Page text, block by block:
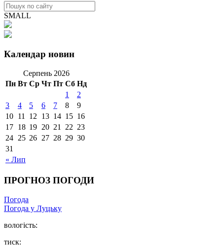
SMALL
Календар новин
Серпень 2026
Пн Вт Ср Чт Пт Сб Нд
« Лип
1
2
3
4 5 6 7 8
9
10 11 12 13 14 15 16
17 18 19 20 21 22 23
24 25 26 27 28 29 30
31
ПРОГНОЗ ПОГОДИ
Погода
Погода у Луцьку
вологість:
тиск: